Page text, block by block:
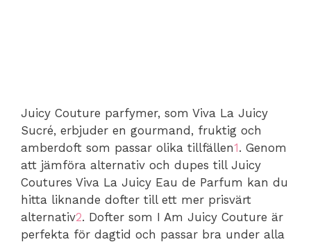
Juicy Couture parfymer, som Viva La Juicy
Sucré, erbjuder en gourmand, fruktig och
amberdoft som passar olika tillfällen1. Genom
att jämföra alternativ och dupes till Juicy
Coutures Viva La Juicy Eau de Parfum kan du
hitta liknande dofter till ett mer prisvärt
alternativ2. Dofter som I Am Juicy Couture är
perfekta för dagtid och passar bra under alla